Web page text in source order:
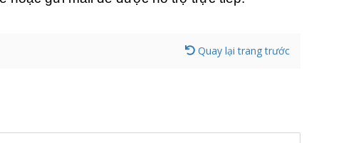
Quay lại trang trước